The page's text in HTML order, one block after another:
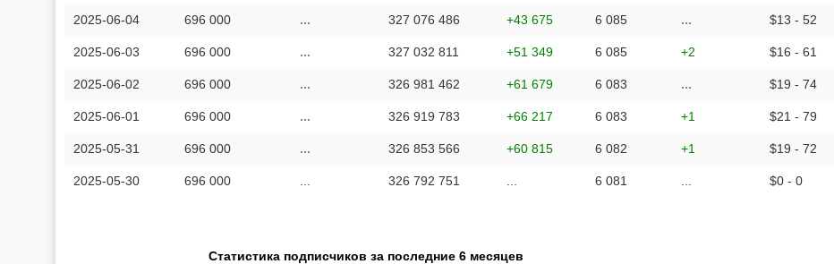
2025-06-04 696 000 ... 327 076 486 +43 675 6 085 ... $13 - 52
2025-06-03 696 000 ... 327 032 811 +51 349 6 085 +2 $16 - 61
2025-06-02 696 000 ... 326 981 462 +61 679 6 083 ... $19 - 74
2025-06-01 696 000 ... 326 919 783 +66 217 6 083 +1 $21 - 79
2025-05-31 696 000 ... 326 853 566 +60 815 6 082 +1 $19 - 72
2025-05-30 696 000 326 792 751 6 081 $0 - 0
Статистика подписчиков за последние 6 месяцев